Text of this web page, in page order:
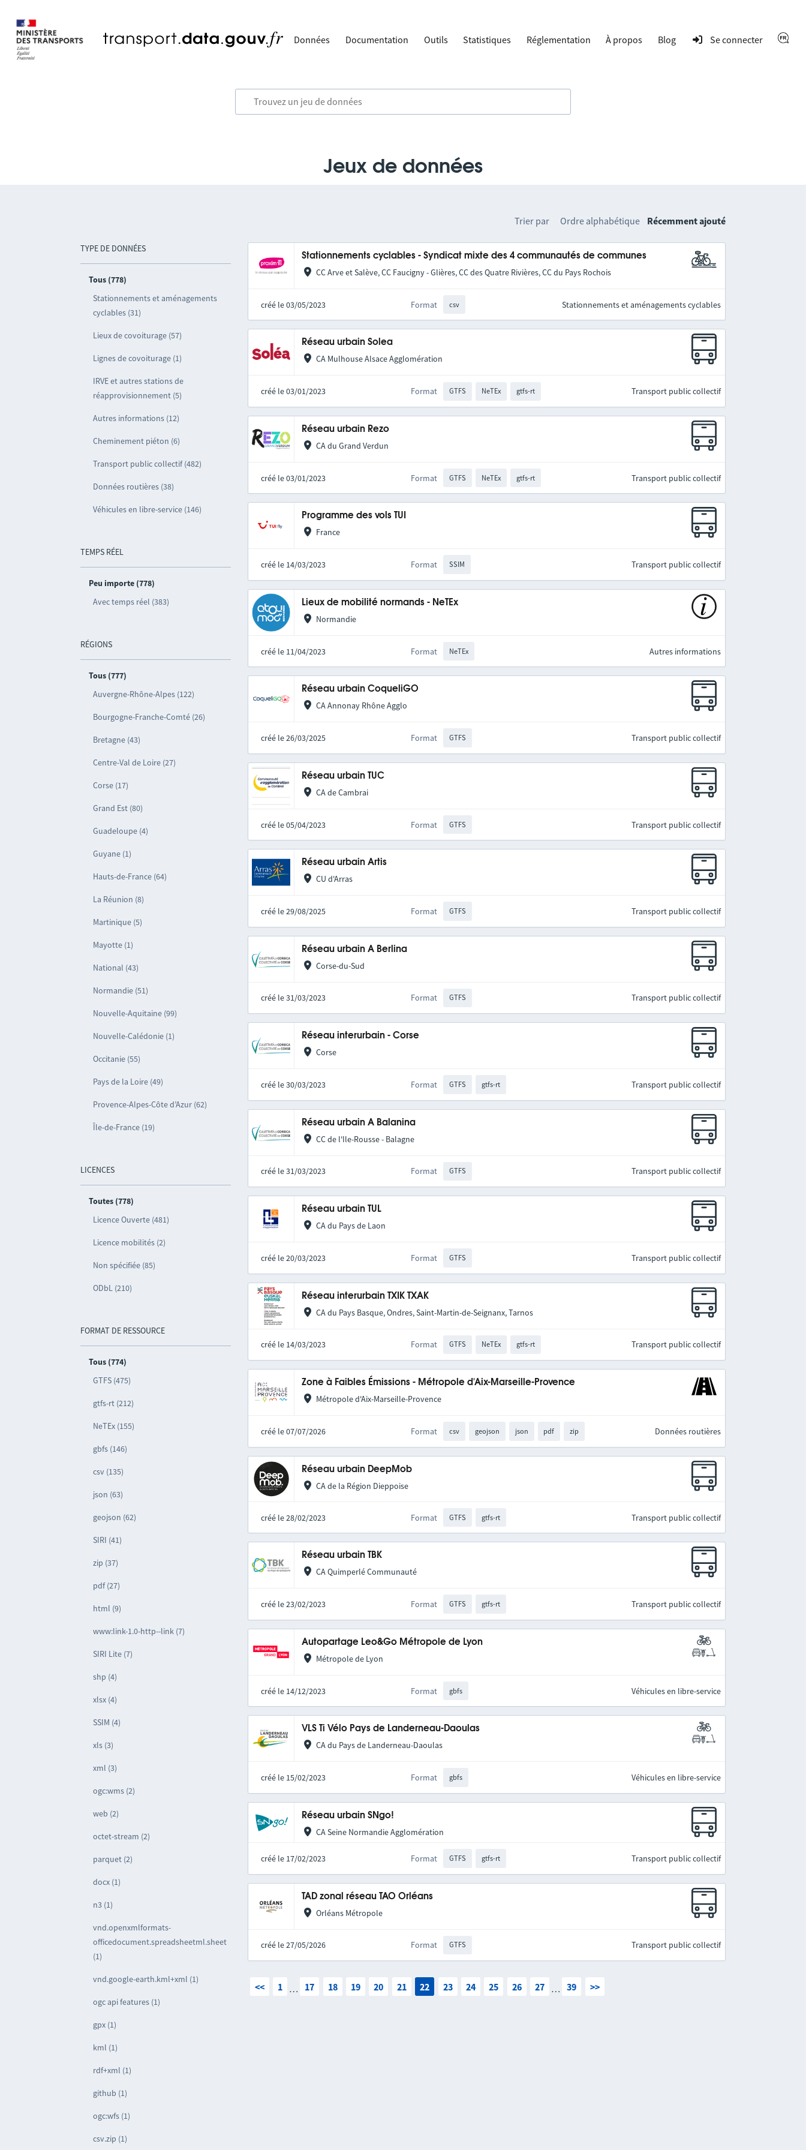
Données Documentation Outils Statistiques Réglementation À propos Blog Se connecter
Jeux de données
TYPE DE DONNÉES
Tous (778)
Stationnements et aménagements
cyclables (31)
Lieux de covoiturage (57)
Lignes de covoiturage (1)
IRVE et autres stations de
réapprovisionnement (5)
Autres informations (12)
Cheminement piéton (6)
Transport public collectif (482)
Données routières (38)
Véhicules en libre-service (146)
TEMPS RÉEL
Peu importe (778)
Avec temps réel (383)
RÉGIONS
Tous (777)
Auvergne-Rhône-Alpes (122)
Bourgogne-Franche-Comté (26)
Bretagne (43)
Centre-Val de Loire (27)
Corse (17)
Grand Est (80)
Guadeloupe (4)
Guyane (1)
Hauts-de-France (64)
La Réunion (8)
Martinique (5)
Mayotte (1)
National (43)
Normandie (51)
Nouvelle-Aquitaine (99)
Nouvelle-Calédonie (1)
Occitanie (55)
Pays de la Loire (49)
Provence-Alpes-Côte d’Azur (62)
Île-de-France (19)
LICENCES
Toutes (778)
Licence Ouverte (481)
Licence mobilités (2)
Non spécifiée (85)
ODbL (210)
FORMAT DE RESSOURCE
Tous (774)
GTFS (475)
gtfs-rt (212)
NeTEx (155)
gbfs (146)
csv (135)
json (63)
geojson (62)
SIRI (41)
zip (37)
pdf (27)
html (9)
www:link-1.0-http--link (7)
SIRI Lite (7)
shp (4)
xlsx (4)
SSIM (4)
xls (3)
xml (3)
ogc:wms (2)
web (2)
octet-stream (2)
parquet (2)
docx (1)
n3 (1)
vnd.openxmlformats-
officedocument.spreadsheetml.sheet
(1)
vnd.google-earth.kml+xml (1)
ogc api features (1)
gpx (1)
kml (1)
rdf+xml (1)
github (1)
ogc:wfs (1)
csv.zip (1)
Trier par Ordre alphabétique Récemment ajouté
Stationnements cyclables - Syndicat mixte des 4 communautés de communes
CC Arve et Salève, CC Faucigny - Glières, CC des Quatre Rivières, CC du Pays Rochois
créé le 03/05/2023 Format csv Stationnements et aménagements cyclables
Réseau urbain Solea
CA Mulhouse Alsace Agglomération
créé le 03/01/2023 Format GTFS NeTEx gtfs-rt Transport public collectif
Réseau urbain Rezo
CA du Grand Verdun
créé le 03/01/2023 Format GTFS NeTEx gtfs-rt Transport public collectif
Programme des vols TUI
France
créé le 14/03/2023 Format SSIM Transport public collectif
Lieux de mobilité normands - NeTEx
Normandie
créé le 11/04/2023 Format NeTEx Autres informations
Réseau urbain CoqueliGO
CA Annonay Rhône Agglo
créé le 26/03/2025 Format GTFS Transport public collectif
Réseau urbain TUC
CA de Cambrai
créé le 05/04/2023 Format GTFS Transport public collectif
Réseau urbain Artis
CU d'Arras
créé le 29/08/2025 Format GTFS Transport public collectif
Réseau urbain A Berlina
Corse-du-Sud
créé le 31/03/2023 Format GTFS Transport public collectif
Réseau interurbain - Corse
Corse
créé le 30/03/2023 Format GTFS gtfs-rt Transport public collectif
Réseau urbain A Balanina
CC de l'Ile-Rousse - Balagne
créé le 31/03/2023 Format GTFS Transport public collectif
Réseau urbain TUL
CA du Pays de Laon
créé le 20/03/2023 Format GTFS Transport public collectif
Réseau interurbain TXIK TXAK
CA du Pays Basque, Ondres, Saint-Martin-de-Seignanx, Tarnos
créé le 14/03/2023 Format GTFS NeTEx gtfs-rt Transport public collectif
Zone à Faibles Émissions - Métropole d'Aix-Marseille-Provence
Métropole d'Aix-Marseille-Provence
créé le 07/07/2026 Format csv geojson json pdf zip Données routières
Réseau urbain DeepMob
CA de la Région Dieppoise
créé le 28/02/2023 Format GTFS gtfs-rt Transport public collectif
Réseau urbain TBK
CA Quimperlé Communauté
créé le 23/02/2023 Format GTFS gtfs-rt Transport public collectif
Autopartage Leo&Go Métropole de Lyon
Métropole de Lyon
créé le 14/12/2023 Format gbfs Véhicules en libre-service
VLS Ti Vélo Pays de Landerneau-Daoulas
CA du Pays de Landerneau-Daoulas
créé le 15/02/2023 Format gbfs Véhicules en libre-service
Réseau urbain SNgo!
CA Seine Normandie Agglomération
créé le 17/02/2023 Format GTFS gtfs-rt Transport public collectif
TAD zonal réseau TAO Orléans
Orléans Métropole
créé le 27/05/2026 Format GTFS Transport public collectif
<< 1 … 17 18 19 20 21 22 23 24 25 26 27 … 39 >>